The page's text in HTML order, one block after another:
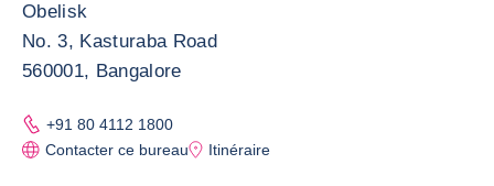
Obelisk
No. 3, Kasturaba Road
560001, Bangalore
+91 80 4112 1800
Contacter ce bureau
Itinéraire